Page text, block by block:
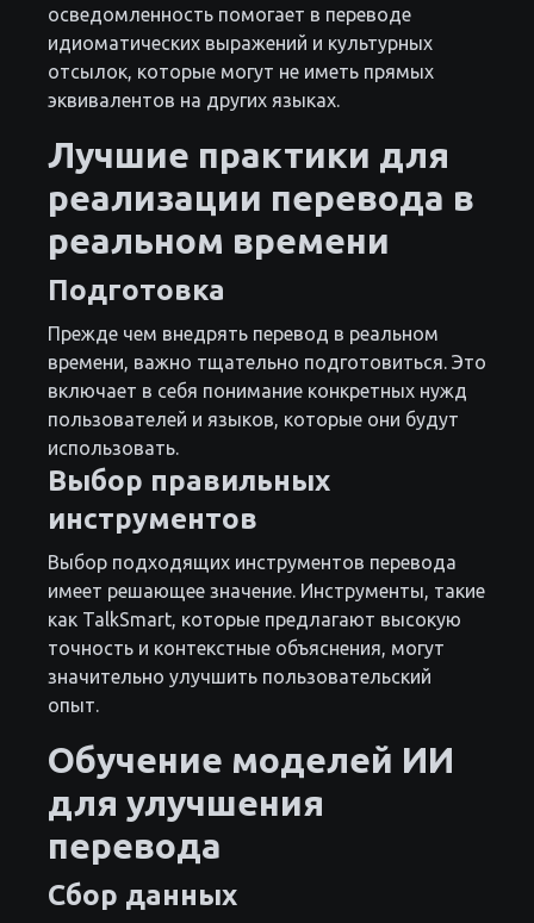
осведомленность помогает в переводе
идиоматических выражений и культурных
отсылок, которые могут не иметь прямых
эквивалентов на других языках.
Лучшие практики для
реализации перевода в
реальном времени
Подготовка
Прежде чем внедрять перевод в реальном
времени, важно тщательно подготовиться. Это
включает в себя понимание конкретных нужд
пользователей и языков, которые они будут
использовать.
Выбор правильных
инструментов
Выбор подходящих инструментов перевода
имеет решающее значение. Инструменты, такие
как TalkSmart, которые предлагают высокую
точность и контекстные объяснения, могут
значительно улучшить пользовательский
опыт.
Обучение моделей ИИ
для улучшения
перевода
Сбор данных